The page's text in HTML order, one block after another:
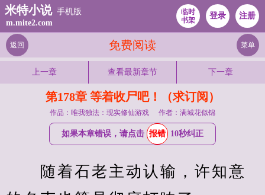
米特小说 手机版
m.mite2.com
临时
书架
登录 注册
免费阅读
返回 菜单
上一章 查看最新章节 下一章
第178章 等着收尸吧！（求订阅）
作品：唯我独法：现实修仙游戏 作者：满城花似锦
如果本章错误，请点击 报错 10秒纠正
随着石老主动认输，许知意